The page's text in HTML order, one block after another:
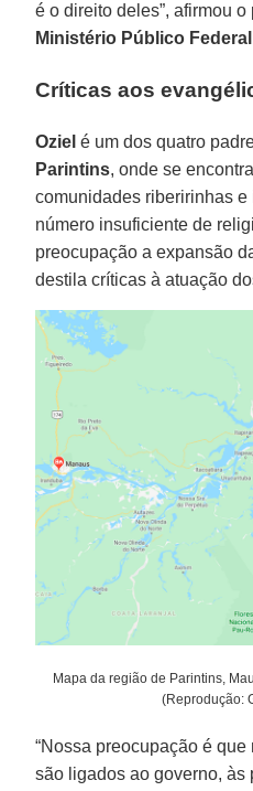
é o direito deles”, afirmou
Ministério Público Federal
Críticas aos
Oziel é um dos quatro
Parintins, onde se encontra
comunidades riberirinhas
número insuficiente de
preocupação a expansão
destila críticas à atuação
Mapa da região de Parintins,
(Reprodução:
“Nossa preocupação é
são ligados ao governo, às